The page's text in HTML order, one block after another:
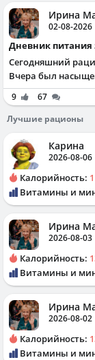
Ирина
02-08-2026
Дневник питания
Сегодняшний
Вчера был
9
67
Лучшие рационы
Карина
2026-08-06
Калорийность:
Витамины и
Ирина
2026-08-03
Калорийность:
Витамины и
Ирина
2026-08-02
Калорийность:
Витамины и